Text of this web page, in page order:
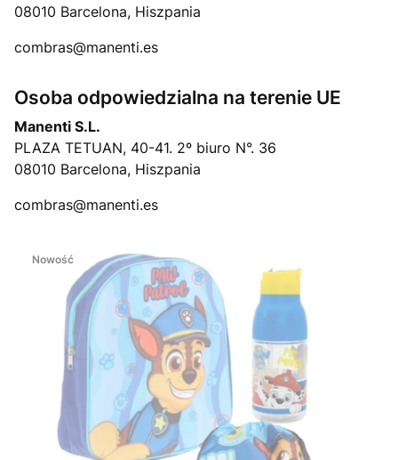
08010 Barcelona, Hiszpania
combras@manenti.es
Osoba odpowiedzialna na terenie UE
Manenti S.L.
PLAZA TETUAN, 40-41. 2º biuro N°. 36
08010 Barcelona, Hiszpania
combras@manenti.es
Nowość